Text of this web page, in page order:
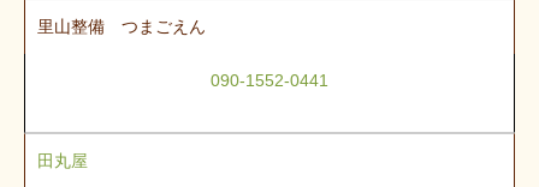
里山整備 つまごえん
090-1552-0441
田丸屋